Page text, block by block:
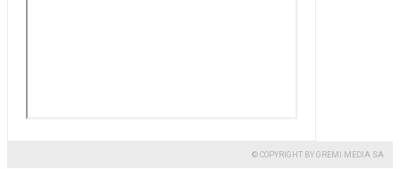
© COPYRIGHT BY GREMI MEDIA SA